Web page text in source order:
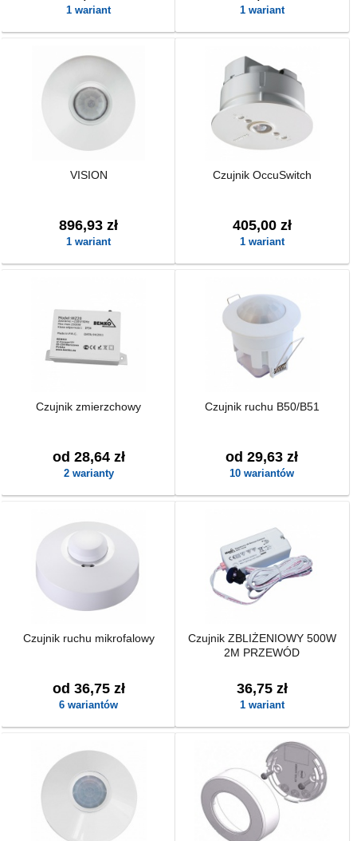
1 wariant 1 wariant
VISION
896,93 zł
1 wariant
Czujnik OccuSwitch
405,00 zł
1 wariant
Czujnik zmierzchowy
od 28,64 zł
2 warianty
Czujnik ruchu B50/B51
od 29,63 zł
10 wariantów
Czujnik ruchu mikrofalowy
od 36,75 zł
6 wariantów
Czujnik ZBLIŻENIOWY 500W
2M PRZEWÓD
36,75 zł
1 wariant